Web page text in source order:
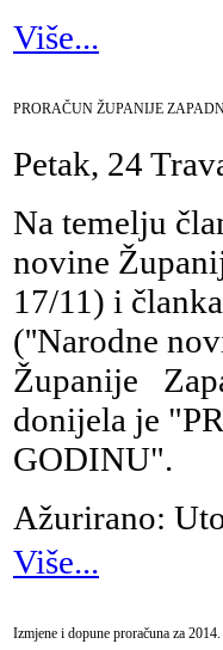
Više...
PRORAČUN ŽUPANIJE
Petak, 24
Na temelju
novine
17/11) i
(''Narodne
Županije
donijela je
GODINU".
Ažurirano:
Više...
Izmjene i dopune proračuna za